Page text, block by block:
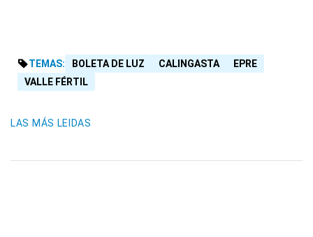
TEMAS: BOLETA DE LUZ CALINGASTA
EPRE
VALLE FÉRTIL
LAS MÁS LEIDAS